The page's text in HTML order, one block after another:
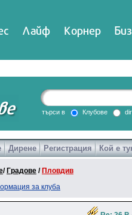
Лайф Корнер
DirTV Impressio
търси в Клубове
Дирене Регистрация Кой е
/ Градове / Пловдив
за клуба